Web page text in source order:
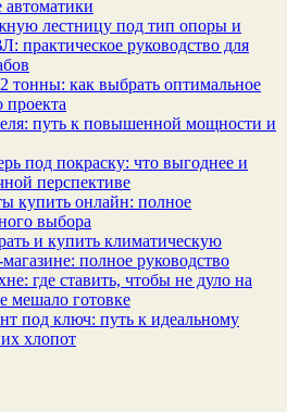
автоматики
лестницу под тип опоры и
практическое руководство для
тонны: как выбрать оптимальное
проекта
путь к повышенной мощности и
под покраску: что выгоднее и
перспективе
купить онлайн: полное
выбора
и купить климатическую
полное руководство
где ставить, чтобы не дуло на
мешало готовке
под ключ: путь к идеальному
хлопот